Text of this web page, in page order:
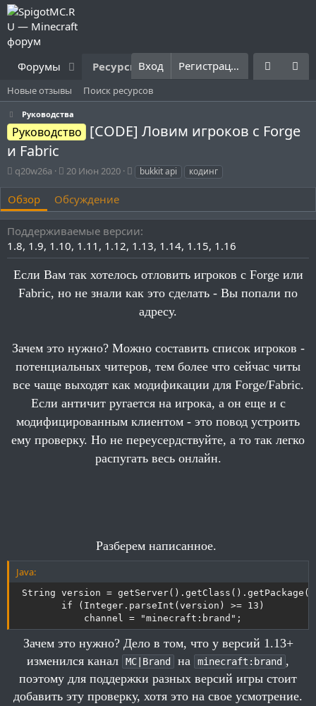
Форумы Ресурсы Что нового? Правила
Вход Регистрация
Новые отзывы Поиск ресурсов
Руководства
Руководство [CODE] Ловим игроков с Forge
и Fabric
А
т
о
р
q20w26a
Д
т
а
с
о
з
д
а
и
20 Июн 2020
Т
и
bukkit api кодинг
Обзор Обсуждение
Поддерживаемые версии
1.8 1.9 1.10 1.11 1.12 1.13 1.14 1.15 1.16
Если Вам так хотелось отловить игроков с Forge или
Fabric, но не знали как это сделать - Вы попали по
адресу.
Зачем это нужно? Можно составить список игроков -
потенциальных читеров, тем более что сейчас читы
все чаще выходят как модификации для Forge/Fabric.
Если античит ругается на игрока, а он еще и с
модифицированным клиентом - это повод устроить
ему проверку. Но не переусердствуйте, а то так легко
распугать весь онлайн.
public class BrandDetector extends JavaPlugin {
    private String channel = "MC|Brand";
    @Override
    public void onEnable() {
        /**
         * Определяем версию сервера
         */
String version =
        if (Integer.parseInt(version) >= 13)
            channel = "minecraft:brand";
        /**
Разберем написанное.
Java:
String version =
        if (Integer.parseInt(version) >= 13)
            channel = "minecraft:brand";
Зачем это нужно? Дело в том, что у версий 1.13+
изменился канал
MC|Brand на minecraft:brand ,
поэтому для поддержки разных версий игры стоит
добавить эту проверку, хотя это на свое усмотрение.